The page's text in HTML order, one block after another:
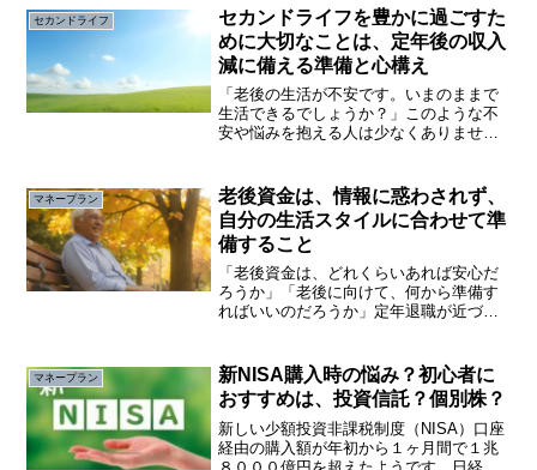
ものから『足りない部分を備える』もの
へと変わっていきます。第...
セカンドライフ
セカンドライフを豊かに過ごすた
めに大切なことは、定年後の収入
減に備える準備と心構え
「老後の生活が不安です。いまのままで
生活できるでしょうか？」このような不
安や悩みを抱える人は少なくありませ
まして物価高が進むなか、老後の生活に
関する不安や悩みは増すばか...
マネープラン
老後資金は、情報に惑わされず、
自分の生活スタイルに合わせて準
備すること
「老後資金は、どれくらいあれば安心だ
ろうか」「老後に向けて、何から準備す
ればいいのだろうか」定年退職が近づく
からない。そんな、ジレンマを感じてい
る人は少なくないと思いま...
マネープラン
新NISA購入時の悩み？初心者に
おすすめは、投資信託？個別株？
新しい少額投資非課税制度（NISA）口座
経由の購入額が年初から１ヶ月間で１兆